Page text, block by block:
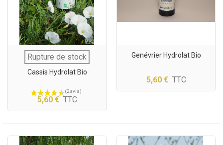
Rupture de stock
Cassis Hydrolat Bio
5,60 € TTC
Genévrier Hydrolat Bio
5,60 € TTC